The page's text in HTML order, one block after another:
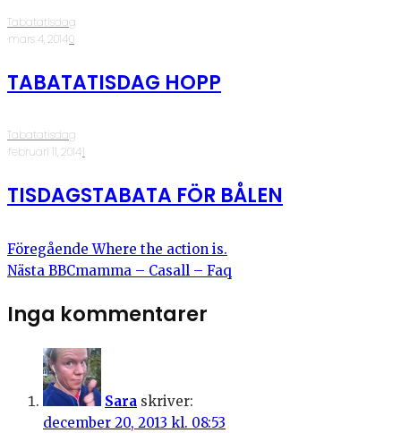
Tabatatisdag
·mars 4, 2014·0
TABATATISDAG HOPP
Tabatatisdag
·februari 11, 2014·1
TISDAGSTABATA FÖR BÅLEN
Föregående Where the action is.
Nästa BBCmamma – Casall – Faq
Inga kommentarer
Sara skriver:
december 20, 2013 kl. 08:53